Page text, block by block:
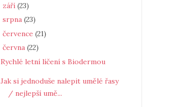
září (23)
srpna (23)
července (21)
června (22)
Rychlé letní líčení s Biodermou
Jak si jednoduše nalepit umělé řasy
/ nejlepší umě...